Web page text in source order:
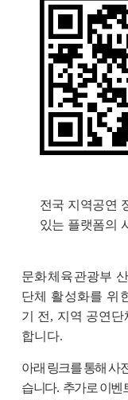
전국 지역공연
있는 플랫폼의
문화체육관광부
단체 활성화를 위
기 전, 지역 공연단
합니다.
아래 링크를 통해 사
습니다. 추가로 이벤